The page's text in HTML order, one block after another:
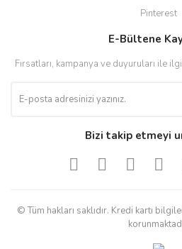
Pinterest
E-Bültene
Fırsatları, kampanya ve duyuruları ile
Bizi takip etmeyi
© Tüm hakları saklıdır. Kredi kartı